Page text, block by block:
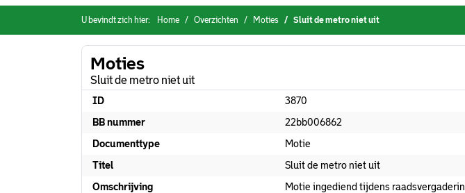
U bevindt zich hier: Home Overzichten Moties Sluit de metro niet uit
Moties
Sluit de metro niet uit
ID
3870
BB nummer
22bb006862
Documenttype
Motie
Titel
Sluit de metro niet uit
Omschrijving
Motie ingediend tijdens